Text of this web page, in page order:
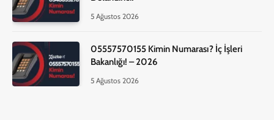
5 Ağustos 2026
05557570155 Kimin Numarası? İç İşleri
Bakanlığı! – 2026
5 Ağustos 2026